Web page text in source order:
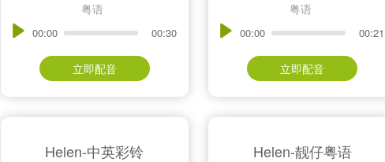
粤语
00:00 00:30
立即配音
粤语
00:00 00:21
立即配音
Helen-中英彩铃 Helen-靓仔粤语